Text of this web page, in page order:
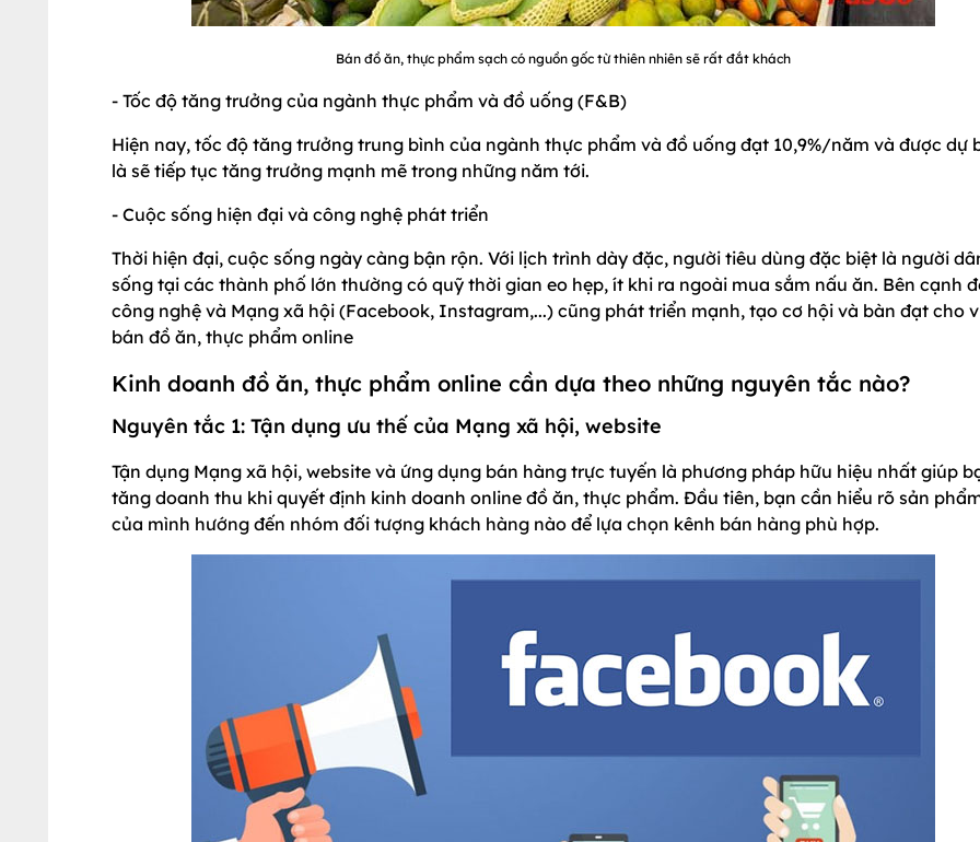
Bán đồ ăn, thực phẩm sạch có nguồn gốc từ thiên nhiên sẽ rất đắt khách
- Tốc độ tăng trưởng của ngành thực phẩm và đồ uống (F&B)
Hiện nay, tốc độ tăng trưởng trung bình của ngành thực phẩm và đồ uống đạt 10,9%/năm và được dự
là sẽ tiếp tục tăng trưởng mạnh mẽ trong những năm tới.
- Cuộc sống hiện đại và công nghệ phát triển
Thời hiện đại, cuộc sống ngày càng bận rộn. Với lịch trình dày đặc, người tiêu dùng đặc biệt là người
sống tại các thành phố lớn thường có quỹ thời gian eo hẹp, ít khi ra ngoài mua sắm nấu ăn. Bên cạnh
công nghệ và Mạng xã hội (Facebook, Instagram,...) cũng phát triển mạnh, tạo cơ hội và bàn đạt cho
bán đồ ăn, thực phẩm online
Kinh doanh đồ ăn, thực phẩm online cần dựa theo những nguyên tắc nào?
Nguyên tắc 1: Tận dụng ưu thế của Mạng xã hội, website
Tận dụng Mạng xã hội, website và ứng dụng bán hàng trực tuyến là phương pháp hữu hiệu nhất giúp
tăng doanh thu khi quyết định kinh doanh online đồ ăn, thực phẩm. Đầu tiên, bạn cần hiểu rõ sản
của mình hướng đến nhóm đối tượng khách hàng nào để lựa chọn kênh bán hàng phù hợp.